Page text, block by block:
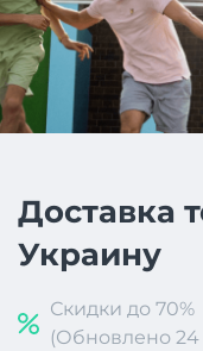
Доставка
Украину
Скидки до 70%
(Обновлено 24